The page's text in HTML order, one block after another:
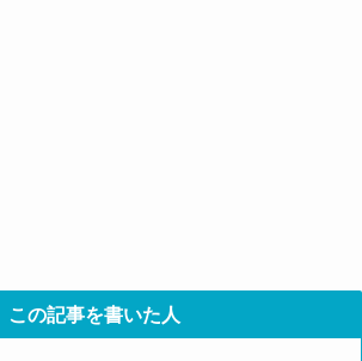
この記事を書いた人